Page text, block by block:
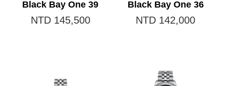
Black Bay One 39
NTD 145,500
Black Bay One 36
NTD 142,000